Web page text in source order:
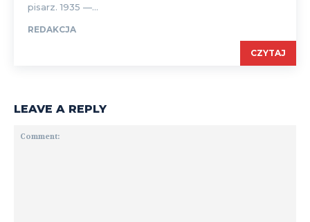
pisarz. 1935 —...
REDAKCJA
CZYTAJ
LEAVE A REPLY